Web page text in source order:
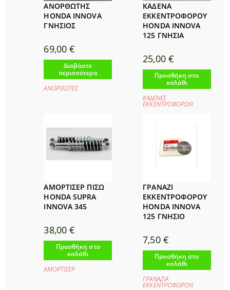
ΑΝΟΡΘΩΤΗΣ
HONDA INNOVA
ΓΝΗΣΙΟΣ
69,00€
Διαβάστε
περισσότερα
ΑΝΟΡΘΩΤΕΣ
ΚΑΔΕΝΑ
ΕΚΚΕΝΤΡΟΦΟΡΟΥ
HONDA INNOVA
125 ΓΝΗΣΙΑ
25,00 €
Προσθήκη στο
καλάθι
ΚΑΔΕΝΕΣ
ΕΚΚΕΝΤΡΟΦΟΡΩΝ
ΑΜΟΡΤΙΣΕΡ ΠΙΣΩ
HONDA SUPRA
INNOVA 345
38,00€
Προσθήκη στο
καλάθι
ΑΜΟΡΤΙΣΕΡ
ΓΡΑΝΑΖΙ
ΕΚΚΕΝΤΡΟΦΟΡΟΥ
HONDA INNOVA
125 ΓΝΗΣΙΟ
7,50 €
Προσθήκη στο
καλάθι
ΓΡΑΝΑΖΙΑ
ΕΚΚΕΝΤΡΟΦΟΡΟΝ